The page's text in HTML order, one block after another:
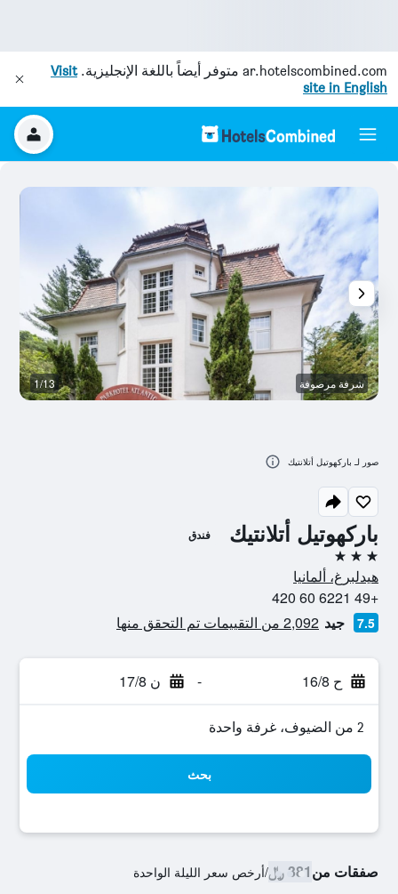
ar.hotelscombined.com متوفر أيضاً باللغة الإنجليزية.Visit
site in English
باركهوتيل أتلانتيك فندق
3 نجوم
هيدلبرغ، ألمانيا
+49 6221 60 420
7.5 جيد 2,092 من التقييمات تم التحقق منها
ح 16/8 - ن 17/8
2 من الضيوف، غرفة واحدة
بحث
صفقات من381 ﷼ /أرخص سعر الليلة الواحدة
شرفة مرصوفة 1/13
صور لـ باركهوتيل أتلانتيك